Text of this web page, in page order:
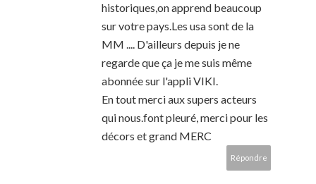
historiques,on apprend beaucoup
sur votre pays.Les usa sont de la
MM .... D'ailleurs depuis je ne
regarde que ça je me suis même
abonnée sur l'appli VIKI.
En tout merci aux supers acteurs
qui nous.font pleuré, merci pour les
décors et grand MERC
Répondre